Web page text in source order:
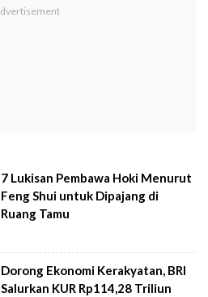
7 Lukisan Pembawa Hoki Menurut
Feng Shui untuk Dipajang di
Ruang Tamu
Dorong Ekonomi Kerakyatan, BRI
Salurkan KUR Rp114,28 Triliun